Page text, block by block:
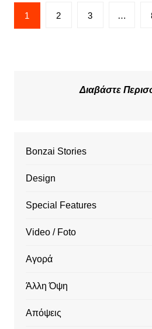
Σελιδοποίηση
άρθρων
1 2 3 …
Διαβάστε
Bonzai Stories
Design
Special Features
Video / Foto
Αγορά
Άλλη Όψη
Απόψεις